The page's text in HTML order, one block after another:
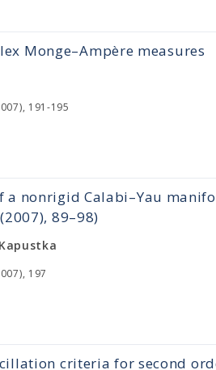
Monge–Ampère measures
191-195
a nonrigid Calabi–Yau
89–98)
197
criteria for second